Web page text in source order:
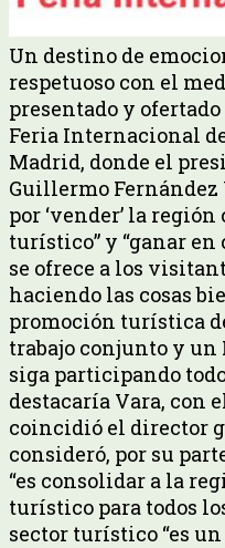
Un destino de
respetuoso con el
presentado y
Feria Internacional
Madrid, donde el
Guillermo Fernández
por ‘vender’ la
turístico” y “ganar
se ofrece a los
haciendo las cosas
promoción turística
trabajo conjunto y un
siga participando
destacaría Vara, con
coincidió el director
consideró, por su
“es consolidar a la
turístico para todos
sector turístico “es